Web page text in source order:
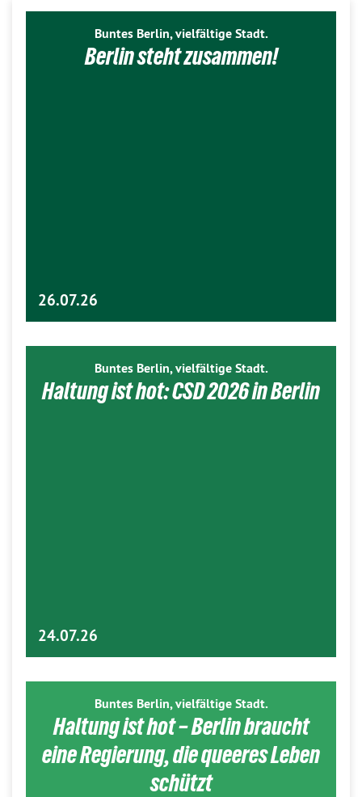
Buntes Berlin, vielfältige Stadt.
Berlin steht zusammen!
26.07.26
Buntes Berlin, vielfältige Stadt.
Haltung ist hot: CSD 2026 in Berlin
24.07.26
Buntes Berlin, vielfältige Stadt.
Haltung ist hot – Berlin braucht
eine Regierung, die queeres Leben
schützt